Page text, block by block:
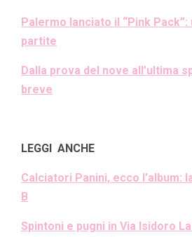
Palermo lanciato il “Pink
partite
Dalla prova del nove all’ultima
breve
LEGGI ANCHE
Calciatori Panini, ecco l’album:
B
Spintoni e pugni in Via Isidoro